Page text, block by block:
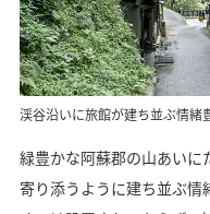
渓谷沿いに旅館が建ち並ぶ情緒
緑豊かな阿蘇郡の山あい
寄り添うように建ち並ぶ情